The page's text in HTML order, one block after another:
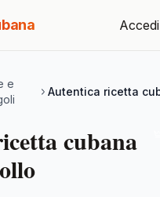
Accedi
e
cubana